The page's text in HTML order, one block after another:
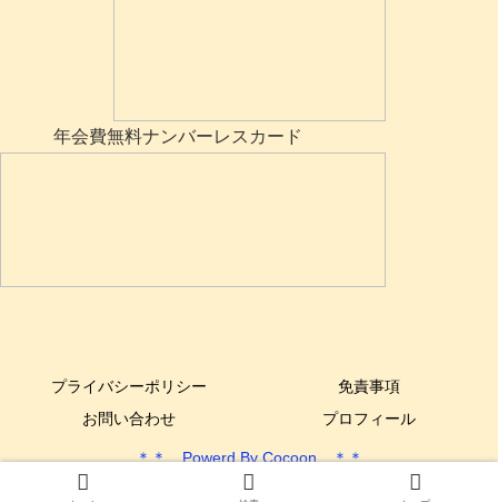
年会費無料ナンバーレスカード
プライバシーポリシー
免責事項
お問い合わせ
プロフィール
＊＊ Powerd By Cocoon ＊＊
Copyright © 2017-2025 できるYone DIY All Rights Reserved.